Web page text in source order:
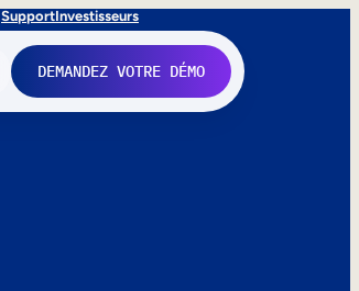
SupportInvestisseurs
DEMANDEZ VOTRE DÉMO